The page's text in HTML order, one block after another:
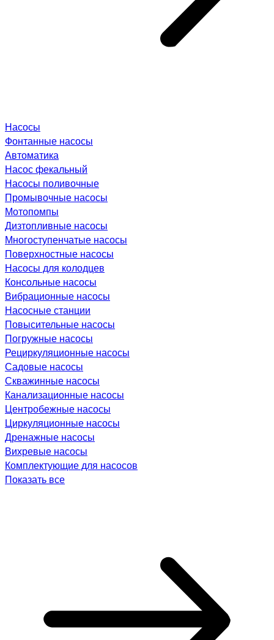
Насосы
Фонтанные насосы
Автоматика
Насос фекальный
Насосы поливочные
Промывочные насосы
Мотопомпы
Дизтопливные насосы
Многоступенчатые насосы
Поверхностные насосы
Насосы для колодцев
Консольные насосы
Вибрационные насосы
Насосные станции
Повысительные насосы
Погружные насосы
Рециркуляционные насосы
Садовые насосы
Скважинные насосы
Канализационные насосы
Центробежные насосы
Циркуляционные насосы
Дренажные насосы
Вихревые насосы
Комплектующие для насосов
Показать все